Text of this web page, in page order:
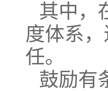
其中，
度体系
任。
鼓励有